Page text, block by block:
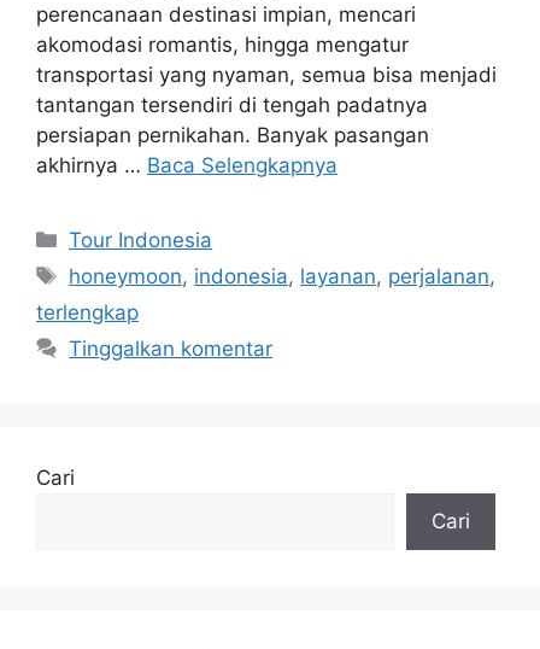
perencanaan destinasi impian, mencari
akomodasi romantis, hingga mengatur
transportasi yang nyaman, semua bisa menjadi
tantangan tersendiri di tengah padatnya
persiapan pernikahan. Banyak pasangan
akhirnya … Baca Selengkapnya
Kategori
Tour Indonesia
Tag
honeymoon, indonesia, layanan, perjalanan,
terlengkap
Tinggalkan komentar
Cari
Cari